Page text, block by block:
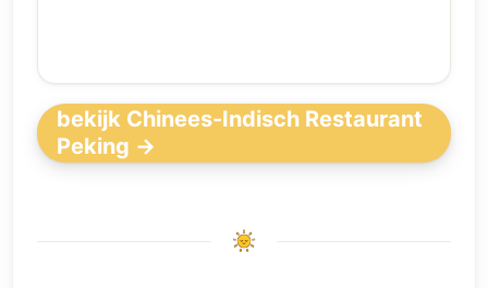
bekijk Chinees-Indisch Restaurant
Peking →